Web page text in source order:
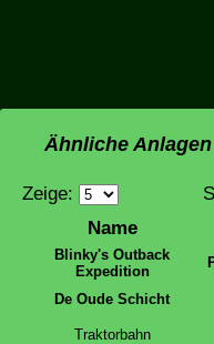
Ähnliche Anlagen
Zeige:
Name
Blinky's Outback
Expedition
De Oude Schicht
Traktorbahn